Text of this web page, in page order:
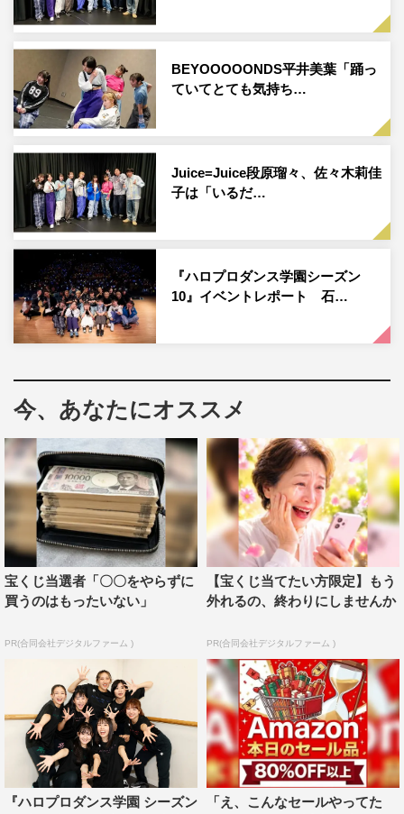
『ハロプロダンス学園シーズン11』
◆収録を終えての感想を教えてください。
自分の中で、今までの収録1、2を争うくらいの苦戦回でし
た。流れをつかむまでにすごく時間がかかってしまったの
ですが、自分の中で流れがつかめたら体力が無制限だった
ら永遠に踊っていたいくらいに楽しかったです！
◆今回、“ロック”というジャンルに挑戦されましたが、い
かがでしたか？
何個かの動きを組み合わせていく感じのスタイルのダンス
に慣れていなくて苦戦しました。 動きを覚えることがで
なくなっていくことが起きてしまって、そこが難しかった
です。
◆HIYORI先生に教わっての感想や、意識したこと、学ん
だことを教えてください。
先生の人柄の良さを感じたのと、ひとつひとつの知識を学
びました。まず、先生の人柄に一気に惹かれました。すご
く明るくてかわいらしくて不安な気持ちがどんどん吹き飛
そして、レッスンの中で動きの名前の由来などを教えてい
ただいたのですが、その説明が分かりやすくてより多くを
学べて楽しかったです！
◆ショーケースではAdoさんの「唱」を使って、パフォー
マンスを披露されましたが、いかがでしたか？
ロッキンというジャンルのイメージがバチバチ洋楽だった
BEYOOOOONDS平井美葉「踊っ
ていてとても気持ち…
Juice=Juice段原瑠々、佐々木莉佳
子は「いるだ…
『ハロプロダンス学園シーズン
10』イベントレポート 石…
今、あなたにオススメ
宝くじ当選者「〇〇をやらずに
買うのはもったいない」
PR(合同会社デジタルファーム )
【宝くじ当てたい方限定】もう
外れるの、終わりにしませんか
PR(合同会社デジタルファーム )
『ハロプロダンス学園 シーズン
「え、こんなセールやってた